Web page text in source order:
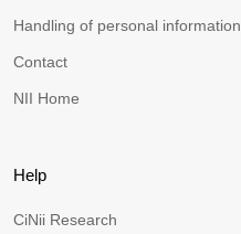
Handling of personal information
Contact
NII Home
Help
CiNii Research